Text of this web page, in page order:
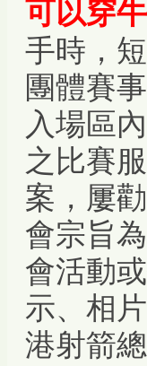
可以穿
手時，
團體賽
入場區
之比賽
案，屢
會宗旨
會活動
示、相
港射箭